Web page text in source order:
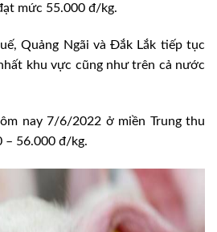
mức 55.000 đ/kg.
Quảng Ngãi và Đắk Lắk tiếp tục
khu vực cũng như trên cả nước
nay 7/6/2022 ở miền Trung thu
– 56.000 đ/kg.